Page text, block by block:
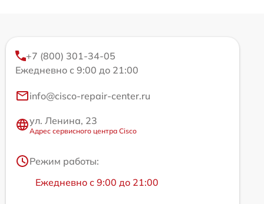
+7 (800) 301-34-05
Ежедневно с 9:00 до 21:00
info@cisco-repair-center.ru
ул. Ленина, 23
Адрес сервисного центра Cisco
Режим работы:
Ежедневно с 9:00 до 21:00